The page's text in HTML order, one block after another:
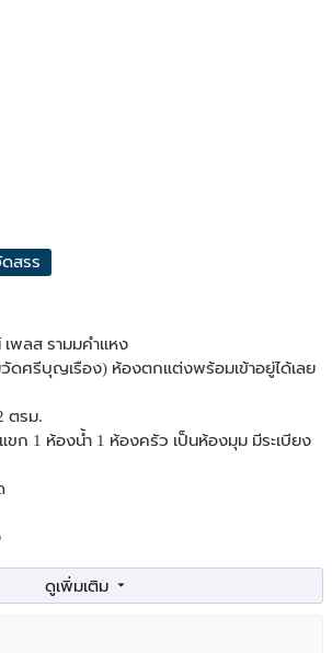
สรร
พลส รามมคำแหง
ดศรีบุญเรือง) ห้องตกแต่งพร้อมเข้าอยู่ได้เลย
ตรม.
ก 1 ห้องน้ำ 1 ห้องครัว เป็นห้องมุม มีระเบียง
1 กิโลเมตร